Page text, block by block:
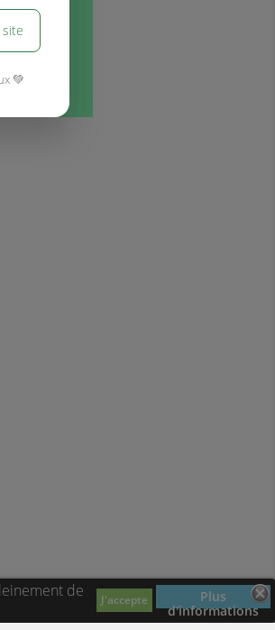
de
J'accepte
Plus
d'informations
site
💚